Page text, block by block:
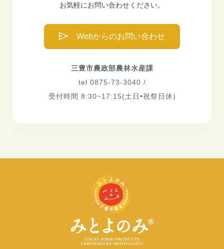
お気軽にお問い合わせください。
Webからのお問い合わせ
三豊市農政部農林水産課
tel 0875-73-3040 /
受付時間 8:30~17:15(土日•祝祭日休)